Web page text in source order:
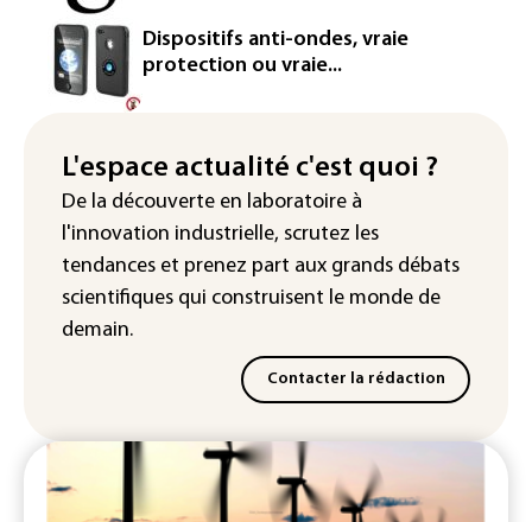
Le magazine VSD racheté par
l'entrepreneur Vianney d'Alançon
La production française de maïs
"Retour en force" progressif de la
chaleur dans les prochains jours en
France
Dispositifs anti-ondes, vraie
protection ou vraie...
L'espace actualité c'est quoi ?
De la découverte en laboratoire à
l'innovation industrielle, scrutez les
tendances et prenez part aux grands débats
scientifiques qui construisent le monde de
demain.
Contacter la rédaction